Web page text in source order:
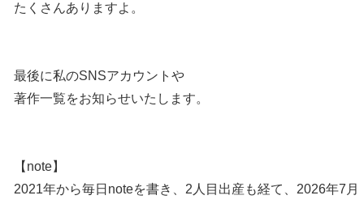
たくさんありますよ。
最後に私のSNSアカウントや
著作一覧をお知らせいたします。
【note】
2021年から毎日noteを書き、2人目出産も経て、2026年7月